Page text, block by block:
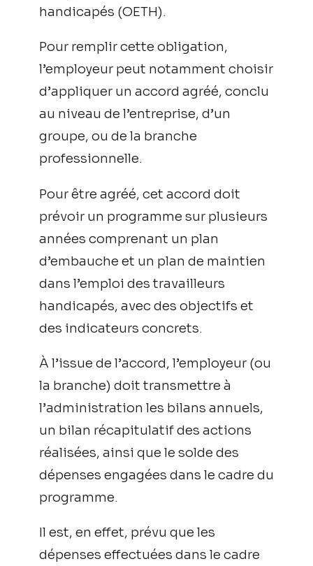
handicapés (OETH).
Pour remplir cette obligation,
l’employeur peut notamment choisir
d’appliquer un accord agréé, conclu
au niveau de l’entreprise, d’un
groupe, ou de la branche
professionnelle.
Pour être agréé, cet accord doit
prévoir un programme sur plusieurs
années comprenant un plan
d’embauche et un plan de maintien
dans l’emploi des travailleurs
handicapés, avec des objectifs et
des indicateurs concrets.
À l’issue de l’accord, l’employeur (ou
la branche) doit transmettre à
l’administration les bilans annuels,
un bilan récapitulatif des actions
réalisées, ainsi que le solde des
dépenses engagées dans le cadre du
programme.
Il est, en effet, prévu que les
dépenses effectuées dans le cadre